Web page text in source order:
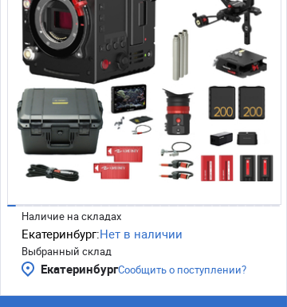
Наличие на складах
Екатеринбург:Нет в наличии
Выбранный склад
ЕкатеринбургСообщить о поступлении?